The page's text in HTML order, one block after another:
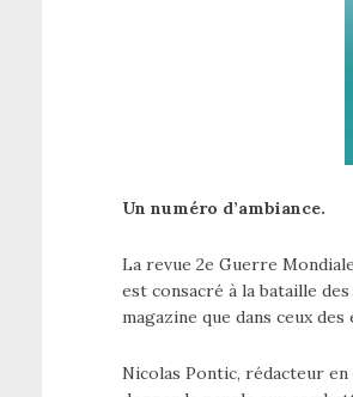
Un numéro d’ambiance.
La revue 2e Guerre
est consacré à la bataille
magazine que dans ceux
Nicolas Pontic, rédacteur